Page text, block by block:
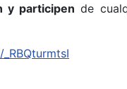
y participen de